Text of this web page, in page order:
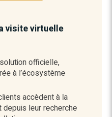
visite virtuelle
officielle,
à l’écosystème
accèdent à la
leur recherche